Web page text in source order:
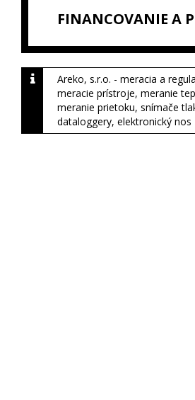
FINANCOVANIE A
Areko, s.r.o. - meracia a
meracie prístroje, meranie
meranie prietoku, snímače
dataloggery, elektronický nos